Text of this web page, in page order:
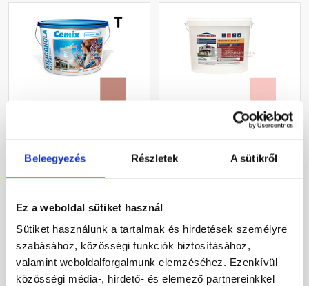
Beleegyezés Részletek A sütikről
Ez a weboldal sütiket használ
Sütiket használunk a tartalmak és hirdetések személyre
szabásához, közösségi funkciók biztosításához,
valamint weboldalforgalmunk elemzéséhez. Ezenkívül
közösségi média-, hirdető- és elemező partnereinkkel
vékonyvakolat, kapart 1,5
Rendelésre
2 189 Ft / kg
Megnézem
vékonyvakolat, kapart 1,5
1 226 Ft / kg
Megnézem